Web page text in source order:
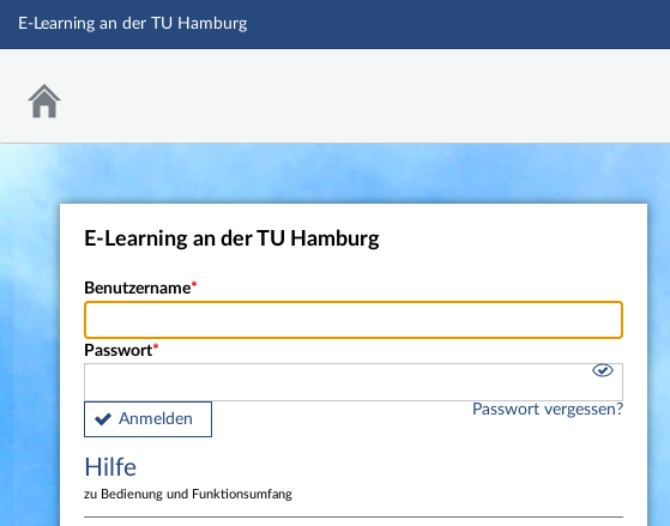
E-Learning an der TU Hamburg
E-Learning an der TU Hamburg
Benutzername
Passwort
Anmelden
Passwort vergessen?
Hilfe
zu Bedienung und Funktionsumfang